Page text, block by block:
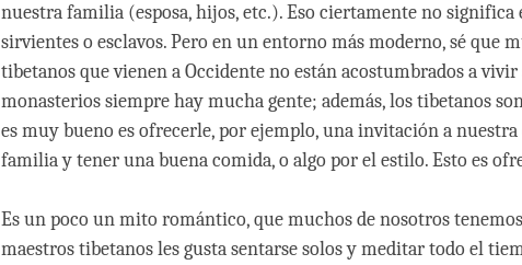
nuestra familia (esposa, hijos, etc.). Eso ciertamente no significa
sirvientes o esclavos. Pero en un entorno más moderno, sé que
tibetanos que vienen a Occidente no están acostumbrados a vivir
monasterios siempre hay mucha gente; además, los tibetanos
es muy bueno es ofrecerle, por ejemplo, una invitación a nuestra
familia y tener una buena comida, o algo por el estilo. Esto es
Es un poco un mito romántico, que muchos de nosotros
maestros tibetanos les gusta sentarse solos y meditar todo el